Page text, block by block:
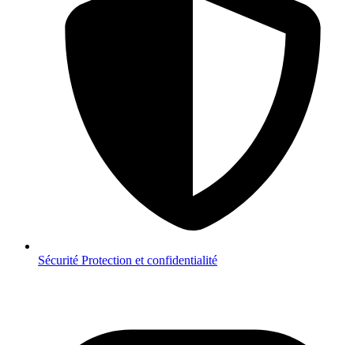
Sécurité Protection et confidentialité